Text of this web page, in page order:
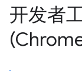
开发者